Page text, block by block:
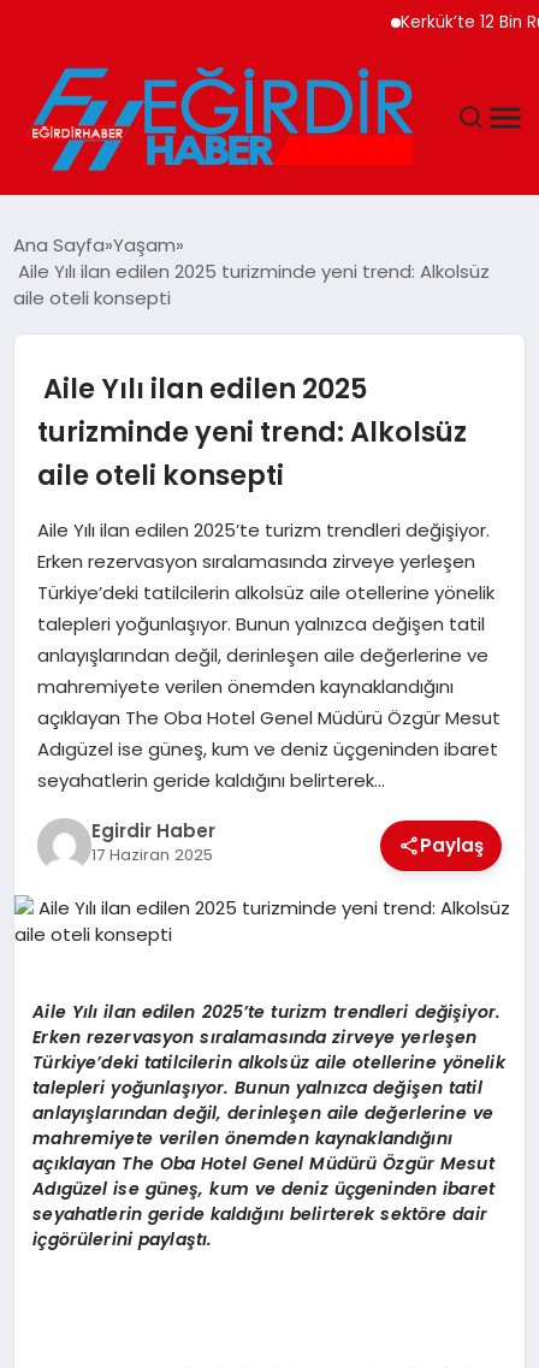
Kerkük’te 12 Bin
EĞITIM
MAGAZIN
SIYASET
SPOR
TEKNOLOJI
YAŞAM
Ana Sayfa Yaşam
Aile Yılı ilan edilen 2025 turizminde yeni trend: Alkolsüz
aile oteli konsepti
Aile Yılı ilan edilen 2025
turizminde yeni trend: Alkolsüz
aile oteli konsepti
Aile Yılı ilan edilen 2025’te turizm trendleri değişiyor.
Erken rezervasyon sıralamasında zirveye yerleşen
Türkiye’deki tatilcilerin alkolsüz aile otellerine yönelik
talepleri yoğunlaşıyor. Bunun yalnızca değişen tatil
anlayışlarından değil, derinleşen aile değerlerine ve
mahremiyete verilen önemden kaynaklandığını
açıklayan The Oba Hotel Genel Müdürü Özgür Mesut
Adıgüzel ise güneş, kum ve deniz üçgeninden ibaret
seyahatlerin geride kaldığını belirterek…
Egirdir Haber
17 Haziran 2025 Paylaş
AileYılı ilan edilen 2025’te turizm trendleri değişiyor.
Erken rezervasyon sıralamasında zirveye yerleşen
Türkiye’deki tatilcilerin alkolsüz aile otellerine yönelik
talepleri yoğunlaşıyor. Bunun yalnızca değişen tatil
anlayışlarından değil, derinleşen aile değerlerine ve
mahremiyete verilen önemden kaynaklandığını
açıklayan The Oba Hotel Genel Müdürü Özgür Mesut
Adıgüzel ise güneş, kum ve deniz üçgeninden ibaret
seyahatlerin geride kaldığını belirterek sektöre dair
içgörülerini paylaştı.